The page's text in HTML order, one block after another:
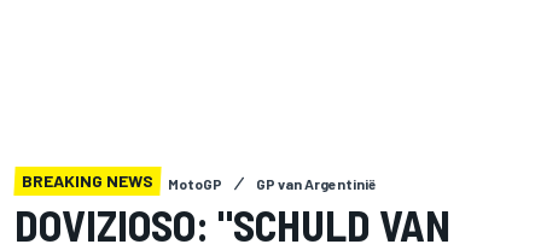
BREAKING NEWS MotoGP GP van Argentinië
DOVIZIOSO: "SCHULD VAN